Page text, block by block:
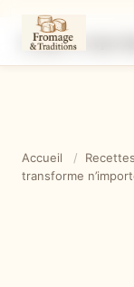
Accueil / Recettes
transforme